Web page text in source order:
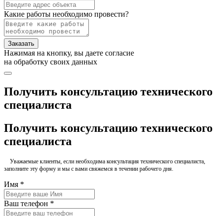
Какие работы необходимо провести?
Заказать
Нажимая на кнопку, вы даете согласие
на обработку своих данных
Получить консультацию технического
специалиста
Получить консультацию технического
специалиста
Уважаемые клиенты, если необходима консультация технического специалиста,
заполните эту форму и мы с вами свяжемся в течении рабочего дня.
Имя *
Ваш телефон *